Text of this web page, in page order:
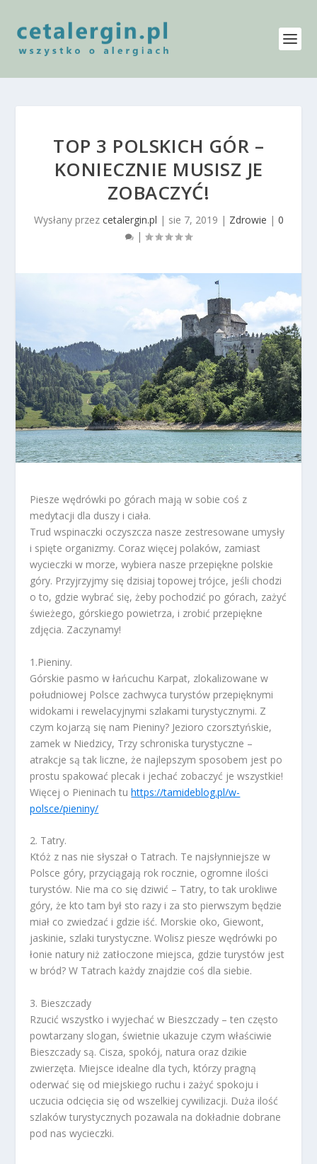
TOP 3 POLSKICH GÓR –
KONIECZNIE MUSISZ JE
ZOBACZYĆ!
Wysłany przez cetalergin.pl | sie 7, 2019 | Zdrowie | 0
|
Piesze wędrówki po górach mają w sobie coś z
medytacji dla duszy i ciała.
Trud wspinaczki oczyszcza nasze zestresowane umysły
i spięte organizmy. Coraz więcej polaków, zamiast
wycieczki w morze, wybiera nasze przepiękne polskie
góry. Przyjrzyjmy się dzisiaj topowej trójce, jeśli chodzi
o to, gdzie wybrać się, żeby pochodzić po górach, zażyć
świeżego, górskiego powietrza, i zrobić przepiękne
zdjęcia. Zaczynamy!
1.Pieniny.
Górskie pasmo w łańcuchu Karpat, zlokalizowane w
południowej Polsce zachwyca turystów przepięknymi
widokami i rewelacyjnymi szlakami turystycznymi. Z
czym kojarzą się nam Pieniny? Jezioro czorsztyńskie,
zamek w Niedzicy, Trzy schroniska turystyczne –
atrakcje są tak liczne, że najlepszym sposobem jest po
prostu spakować plecak i jechać zobaczyć je wszystkie!
Więcej o Pieninach tuhttps://tamideblog.pl/w-
polsce/pieniny/
2. Tatry.
Któż z nas nie słyszał o Tatrach. Te najsłynniejsze w
Polsce góry, przyciągają rok rocznie, ogromne ilości
turystów. Nie ma co się dziwić – Tatry, to tak urokliwe
góry, że kto tam był sto razy i za sto pierwszym będzie
miał co zwiedzać i gdzie iść. Morskie oko, Giewont,
jaskinie, szlaki turystyczne. Wolisz piesze wędrówki po
łonie natury niż zatłoczone miejsca, gdzie turystów jest
w bród? W Tatrach każdy znajdzie coś dla siebie.
3. Bieszczady
Rzucić wszystko i wyjechać w Bieszczady – ten często
powtarzany slogan, świetnie ukazuje czym właściwie
Bieszczady są. Cisza, spokój, natura oraz dzikie
zwierzęta. Miejsce idealne dla tych, którzy pragną
oderwać się od miejskiego ruchu i zażyć spokoju i
uczucia odcięcia się od wszelkiej cywilizacji. Duża ilość
szlaków turystycznych pozawala na dokładnie dobrane
pod nas wycieczki.